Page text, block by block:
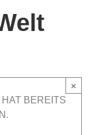
BEREITS
×